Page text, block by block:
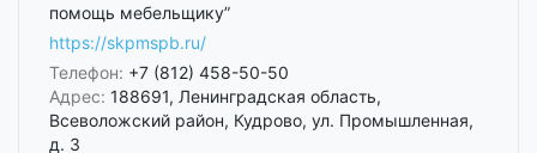
помощь мебельщику”
https://skpmspb.ru/
Телефон: +7 (812) 458-50-50
Адрес: 188691, Ленинградская область,
Всеволожский район, Кудрово, ул. Промышленная,
д. 3